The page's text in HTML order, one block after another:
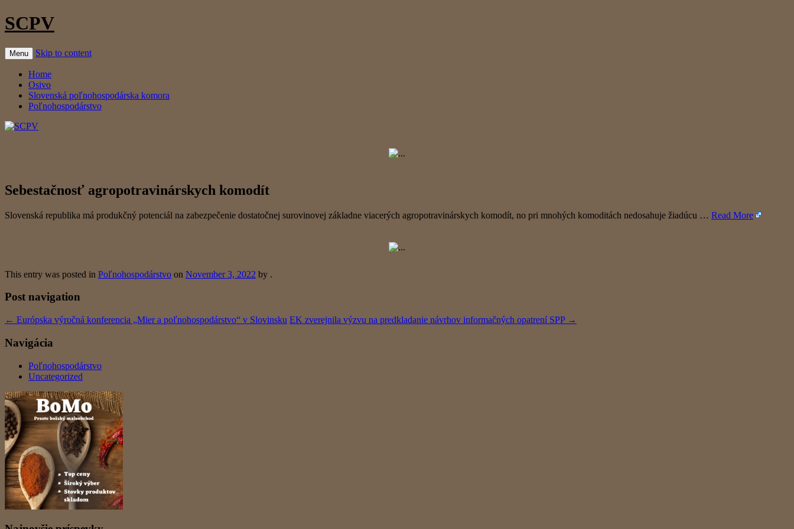
SCPV
Menu Skip to content
Home
Osivo
Slovenská poľnohospodárska komora
Poľnohospodárstvo
Sebestačnosť agropotravinárskych komodít
Slovenská republika má produkčný potenciál na zabezpečenie dostatočnej surovinovej základne viacerých agropotravinárskych komodít, no pri mnohých komoditách nedosahuje žiadúcu … Read More
This entry was posted in Poľnohospodárstvo on November 3, 2022 by .
Post navigation
← Európska výročná konferencia „Mier a poľnohospodárstvo“ v Slovinsku EK zverejnila výzvu na predkladanie návrhov informačných opatrení SPP →
Navigácia
Poľnohospodárstvo
Uncategorized